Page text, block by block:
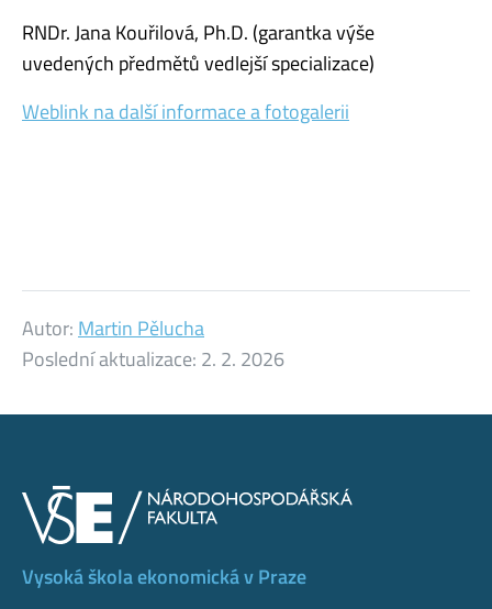
RNDr. Jana Kouřilová, Ph.D. (garantka výše
uvedených předmětů vedlejší specializace)
Weblink na další informace a fotogalerii
Autor: Martin Pělucha
Poslední aktualizace: 2. 2. 2026
Vysoká škola ekonomická v Praze